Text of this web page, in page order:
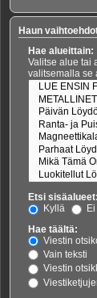
Haun
Hae alueittain:
Valitse alue tai
valitsemalla se
Etsi sisäalueet:
Kyllä
Ei
Hae täältä:
Viestin
Vain teksti
Viestin